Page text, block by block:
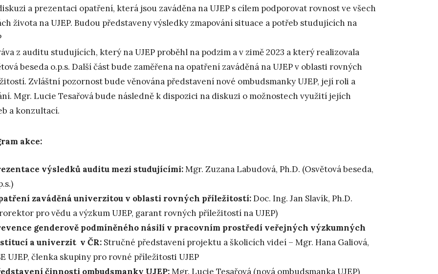
a prezentaci opatření, která jsou zaváděna na UJEP s cílem podporovat rovnost ve všech
života na UJEP. Budou představeny výsledky zmapování situace a potřeb studujících na
z auditu studujících, který na UJEP proběhl na podzim a v zimě 2023 a který realizovala
beseda o.p.s. Další část bude zaměřena na opatření zaváděná na UJEP v oblasti rovných
Zvláštní pozornost bude věnována představení nové ombudsmanky UJEP, její roli a
Mgr. Lucie Tesařová bude následně k dispozici na diskuzi o možnostech využití jejích
a konzultací.
akce:
výsledků auditu mezi studujícími:Mgr. Zuzana Labudová, Ph.D. (Osvětová beseda,
zaváděná univerzitou v oblasti rovných příležitostí:Doc. Ing. Jan Slavík, Ph.D.
pro vědu a výzkum UJEP, garant rovných příležitostí na UJEP)
genderově podmíněného násilí v pracovním prostředí veřejných výzkumných
a univerzit v ČR: Stručné představení projektu a školicích videí – Mgr. Hana Galiová,
UJEP, členka skupiny pro rovné příležitosti UJEP
činnosti ombudsmanky UJEP:Mgr. Lucie Tesařová (nová ombudsmanka UJEP)